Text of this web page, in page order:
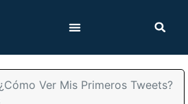
¿Cómo Ver Mis Primeros Tweets?